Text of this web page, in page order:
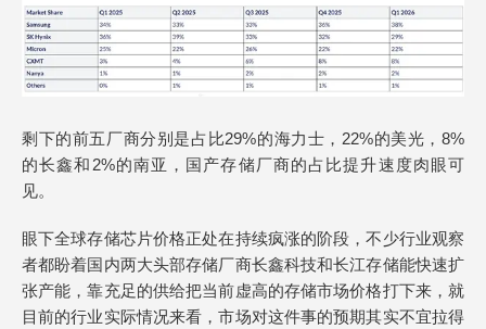
剩下的前五厂商分别是占比29%的海力士，22%的美光，8%
的长鑫和2%的南亚，国产存储厂商的占比提升速度肉眼可
见。
眼下全球存储芯片价格正处在持续疯涨的阶段，不少行业观察
者都盼着国内两大头部存储厂商长鑫科技和长江存储能快速扩
张产能，靠充足的供给把当前虚高的存储市场价格打下来，就
目前的行业实际情况来看，市场对这件事的预期其实不宜拉得